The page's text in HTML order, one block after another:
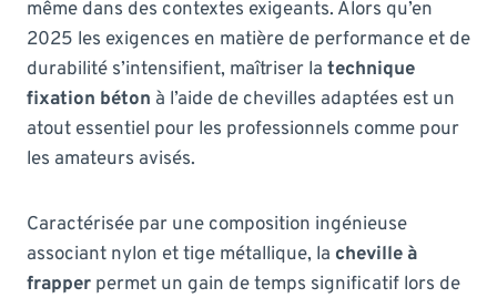
même dans des contextes exigeants. Alors qu’en
2025 les exigences en matière de performance et de
durabilité s’intensifient, maîtriser la technique
fixation béton à l’aide de chevilles adaptées est un
atout essentiel pour les professionnels comme pour
les amateurs avisés.
Caractérisée par une composition ingénieuse
associant nylon et tige métallique, la cheville à
frapper permet un gain de temps significatif lors de